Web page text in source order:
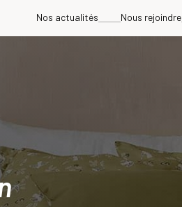
Nos actualités Nous rejoindre